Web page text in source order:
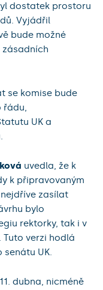
dostatek prostoru
Vyjádřil
bude možné
se komise bude
řádu,
UK a
uvedla, že k
k připravovaným
zasílat
bylo
rektorky, tak i v
verzi hodlá
UK.
dubna, nicméně